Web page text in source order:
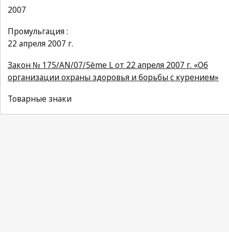
2007
Промульгация :
22 апреля 2007 г.
Закон № 175/AN/07/5ème L от 22 апреля 2007 г. «Об
организации охраны здоровья и борьбы с курением»
Товарные знаки